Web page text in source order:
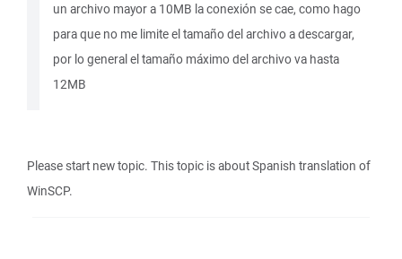
un archivo mayor a 10MB la conexión se cae, como hago
para que no me limite el tamaño del archivo a descargar,
por lo general el tamaño máximo del archivo va hasta
12MB
Please start new topic. This topic is about Spanish translation of
WinSCP.